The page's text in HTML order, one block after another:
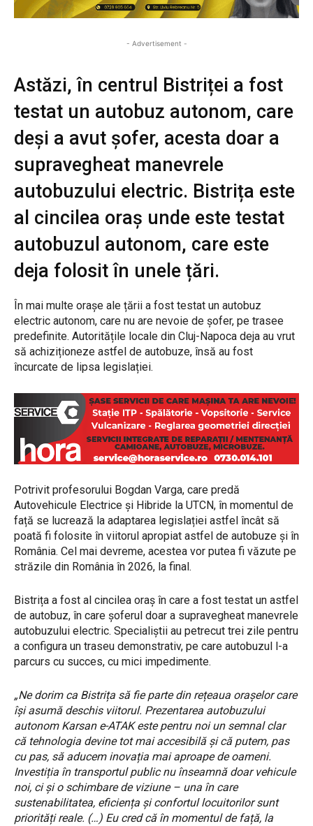
- Advertisement -
Astăzi, în centrul Bistriței a fost
testat un autobuz autonom, care
deși a avut șofer, acesta doar a
supravegheat manevrele
autobuzului electric. Bistrița este
al cincilea oraș unde este testat
autobuzul autonom, care este
deja folosit în unele țări.
În mai multe orașe ale țării a fost testat un autobuz
electric autonom, care nu are nevoie de șofer, pe trasee
predefinite. Autoritățile locale din Cluj-Napoca deja au vrut
să achiziționeze astfel de autobuze, însă au fost
încurcate de lipsa legislației.
Potrivit profesorului Bogdan Varga, care predă
Autovehicule Electrice și Hibride la UTCN, în momentul de
față se lucrează la adaptarea legislației astfel încât să
poată fi folosite în viitorul apropiat astfel de autobuze și în
România. Cel mai devreme, acestea vor putea fi văzute pe
străzile din România în 2026, la final.
Bistrița a fost al cincilea oraș în care a fost testat un astfel
de autobuz, în care șoferul doar a supravegheat manevrele
autobuzului electric. Specialiștii au petrecut trei zile pentru
a configura un traseu demonstrativ, pe care autobuzul l-a
parcurs cu succes, cu mici impedimente.
„Ne dorim ca Bistrița să fie parte din rețeaua orașelor care
își asumă deschis viitorul. Prezentarea autobuzului
autonom Karsan e-ATAK este pentru noi un semnal clar
că tehnologia devine tot mai accesibilă și că putem, pas
cu pas, să aducem inovația mai aproape de oameni.
Investiția în transportul public nu înseamnă doar vehicule
noi, ci și o schimbare de viziune – una în care
sustenabilitatea, eficiența și confortul locuitorilor sunt
priorități reale. (…) Eu cred că în momentul de față, la